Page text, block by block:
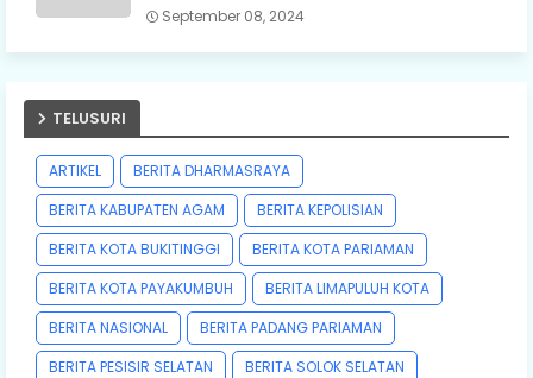
September 08, 2024
TELUSURI
ARTIKEL
BERITA DHARMASRAYA
BERITA KABUPATEN AGAM
BERITA KEPOLISIAN
BERITA KOTA BUKITINGGI
BERITA KOTA PARIAMAN
BERITA KOTA PAYAKUMBUH
BERITA LIMAPULUH KOTA
BERITA NASIONAL
BERITA PADANG PARIAMAN
BERITA PESISIR SELATAN
BERITA SOLOK SELATAN